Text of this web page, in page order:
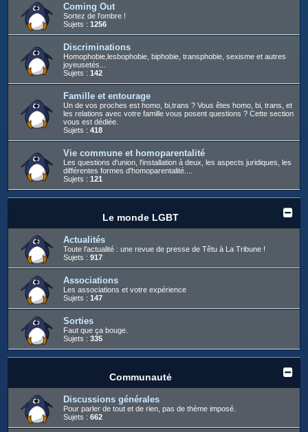
Coming Out
Sortez de l'ombre !
Sujets : 1256
Discriminations
Homophobie,lesbophobie, biphobie, transphobie, sexisme et autres
joyeusetés...
Sujets : 142
Famille et entourage
Un de vos proches est homo, bi,trans ? Vous êtes homo, bi, trans, et
les relations avec votre famille vous posent questions ? Cette section
vous est dédiée.
Sujets : 418
Vie commune et homoparentalité
Les questions d'union, l'installation à deux, les aspects juridiques, les
différentes formes d'homoparentalité....
Sujets : 121
Le monde LGBT
Actualités
Toute l'actualité : une revue de presse de Têtu à La Tribune !
Sujets : 917
Associations
Les associations et votre expérience
Sujets : 147
Sorties
Faut que ça bouge.
Sujets : 335
Communauté
Discussions générales
Pour parler de tout et de rien, pas de thème imposé.
Sujets : 662